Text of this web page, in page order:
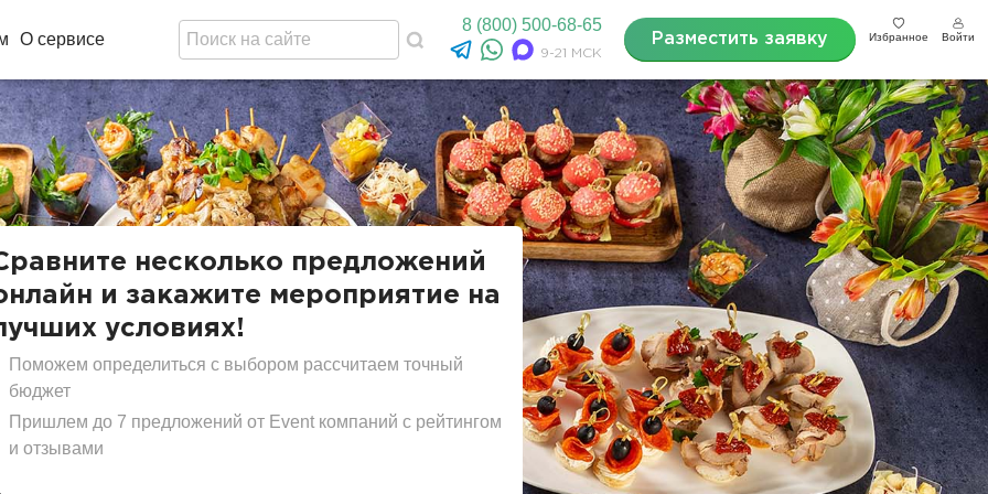
О сервисе
8 (800) 500-68-65
9-21 МСК
Разместить заявку Избранное Войти
несколько предложений
и закажите мероприятие на
условиях!
Поможем определиться с выбором рассчитаем точный
бюджет
Пришлем до 7 предложений от Event компаний с рейтингом
и отзывами